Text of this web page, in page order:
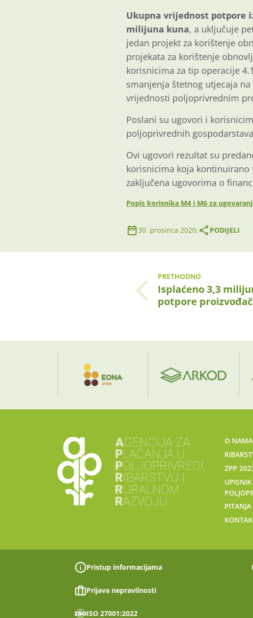
Ukupna vrijednost potpore
milijuna kuna, a uključuje
jedan projekt za korištenje
projekata za korištenje
korisnicima za tip operacije
smanjenja štetnog utjecaja
vrijednosti poljoprivrednim
Poslani su ugovori i
poljoprivrednih
Ovi ugovori rezultat su
korisnicima koja kontinuirano
zaključena ugovorima o
Popis korisnika M4 i M6 za
30. prosinca 2020. PODIJELI
PRETHODNO
Isplaćeno 3,3
potpore
O NAMA
ZPP
UPISNIK
Pristup informacijama
Prijava nepravilnosti
ISO 27001:2022